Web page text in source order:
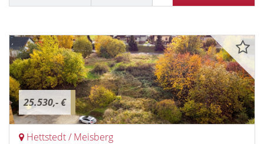
25.530,- €
Hettstedt / Meisberg